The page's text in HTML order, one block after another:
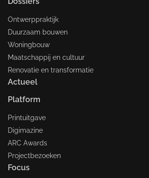
Ontwerppraktijk
Duurzaam bouwen
Woningbouw
Maatschappij en cultuur
Renovatie en transformatie
Actueel
Platform
Printuitgave
Digimazine
ARC Awards
Projectbezoeken
Focus